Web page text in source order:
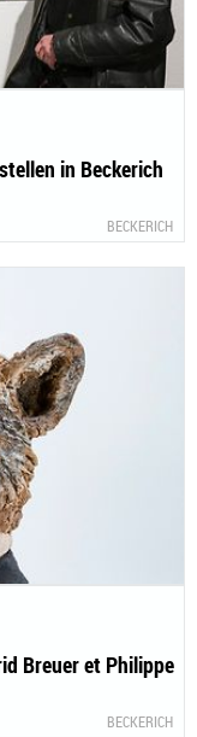
in Beckerich
BECKERICH
Breuer et Philippe
BECKERICH